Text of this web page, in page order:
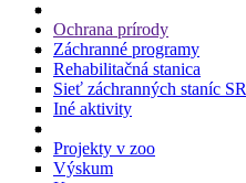
Ochrana prírody
Záchranné programy
Rehabilitačná stanica
Sieť záchranných staníc SR
Iné aktivity
Projekty v zoo
Výskum